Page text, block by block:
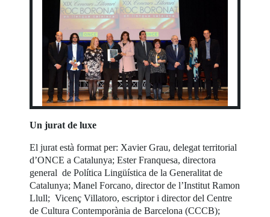
Un jurat de luxe
El jurat està format per: Xavier Grau, delegat territorial
d’ONCE a Catalunya; Ester Franquesa, directora
general de Política Lingüística de la Generalitat de
Catalunya; Manel Forcano, director de l’Institut Ramon
Llull; Vicenç Villatoro, escriptor i director del Centre
de Cultura Contemporània de Barcelona (CCCB);